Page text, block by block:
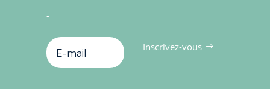
-
Inscrivez-vous